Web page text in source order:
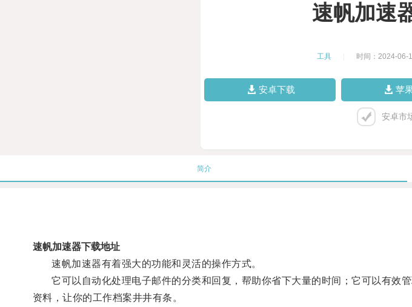
速帆加速
工具 时间：2024-06-
安卓下载 苹
安卓市
简介
速帆加速器下载地址
速帆加速器有着强大的功能和灵活的操作方式。
它可以自动化处理电子邮件的分类和回复，帮助你省下大量的时间；它可以有效
资料，让你的工作档案井井有条。